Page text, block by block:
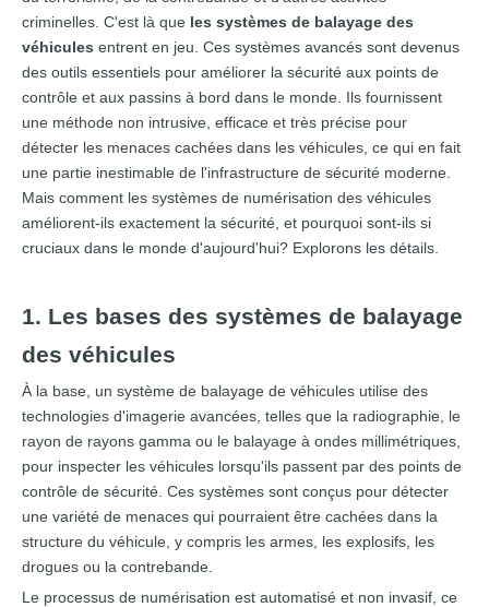
criminelles. C'est là que les systèmes de balayage des
véhicules entrent en jeu. Ces systèmes avancés sont devenus
des outils essentiels pour améliorer la sécurité aux points de
contrôle et aux passins à bord dans le monde. Ils fournissent
une méthode non intrusive, efficace et très précise pour
détecter les menaces cachées dans les véhicules, ce qui en fait
une partie inestimable de l'infrastructure de sécurité moderne.
Mais comment les systèmes de numérisation des véhicules
améliorent-ils exactement la sécurité, et pourquoi sont-ils si
cruciaux dans le monde d'aujourd'hui? Explorons les détails.
1. Les bases des systèmes de balayage
des véhicules
À la base, un système de balayage de véhicules utilise des
technologies d'imagerie avancées, telles que la radiographie, le
rayon de rayons gamma ou le balayage à ondes millimétriques,
pour inspecter les véhicules lorsqu'ils passent par des points de
contrôle de sécurité. Ces systèmes sont conçus pour détecter
une variété de menaces qui pourraient être cachées dans la
structure du véhicule, y compris les armes, les explosifs, les
drogues ou la contrebande.
Le processus de numérisation est automatisé et non invasif, ce